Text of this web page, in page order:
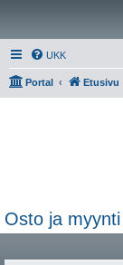
UKK
Portal Etusivu
Osto ja myynti